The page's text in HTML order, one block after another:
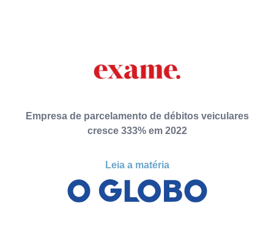
Empresa de parcelamento de débitos veiculares
cresce 333% em 2022
Leia a matéria